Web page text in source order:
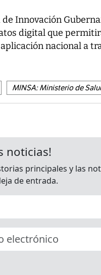
Innovación
digital que
nacional a
MINSA: Ministerio de